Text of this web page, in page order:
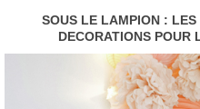
SOUS LE LAMPION :
DECORATIONS POUR